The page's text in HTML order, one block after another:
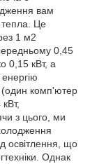
вам
тепла. Це
1 м2
0,45
0,15 кВт, а
(один комп'ютер
з цього, ми
освітлення, що
Однак